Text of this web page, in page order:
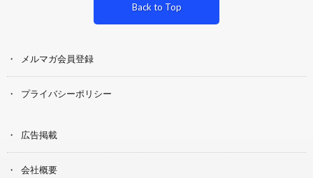
Back to Top
メルマガ会員登録
プライバシーポリシー
広告掲載
会社概要